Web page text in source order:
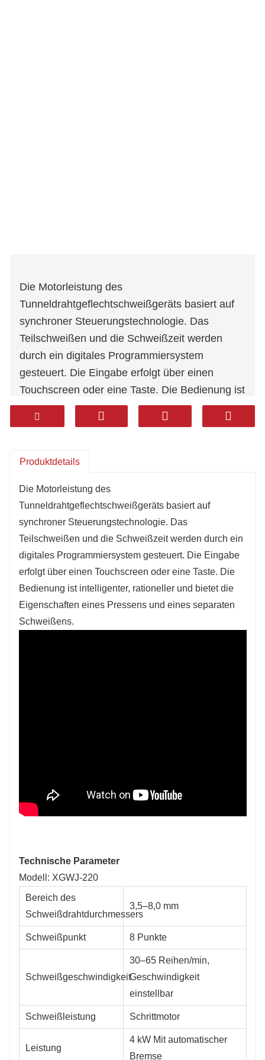
Die Motorleistung des
Tunneldrahtgeflechtschweißgeräts basiert auf
synchroner Steuerungstechnologie. Das
Teilschweißen und die Schweißzeit werden
durch ein digitales Programmiersystem
gesteuert. Die Eingabe erfolgt über einen
Touchscreen oder eine Taste. Die Bedienung ist
intelligenter, rationeller und bietet die
Eigenschaften eines Pressens und eines
Die Schweißleistung ist elektrisch. Der Trichter
Bremsmotor treibt den Wagen zum Transport
des Kettdrahts an und der Wagen mit
elektrischem Schrittmotor zieht das Netz.
Kett- und Schussdraht werden von einer
Richtmaschine abgeschnitten, vertikaler Draht
wird manuell platziert und horizontaler Draht
wird automatisch fallen gelassen.
Produktdetails
Die Motorleistung des
Tunneldrahtgeflechtschweißgeräts basiert auf
synchroner Steuerungstechnologie. Das
Teilschweißen und die Schweißzeit werden durch ein
digitales Programmiersystem gesteuert. Die Eingabe
erfolgt über einen Touchscreen oder eine Taste. Die
Bedienung ist intelligenter, rationeller und bietet die
Eigenschaften eines Pressens und eines separaten
Schweißens.
Technische Parameter
Modell: XGWJ-220
Bereich des
Schweißdrahtdurchmessers
3,5–8,0 mm
Schweißpunkt 8 Punkte
Schweißgeschwindigkeit
30–65 Reihen/min,
Geschwindigkeit
einstellbar
Schweißleistung Schrittmotor
Leistung
4 kW Mit automatischer
Bremse